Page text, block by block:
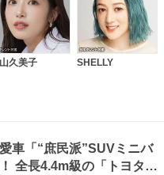
久美子 SHELLY
車「“庶民派”SUVミニバ
全長4.4m級の「トヨタ